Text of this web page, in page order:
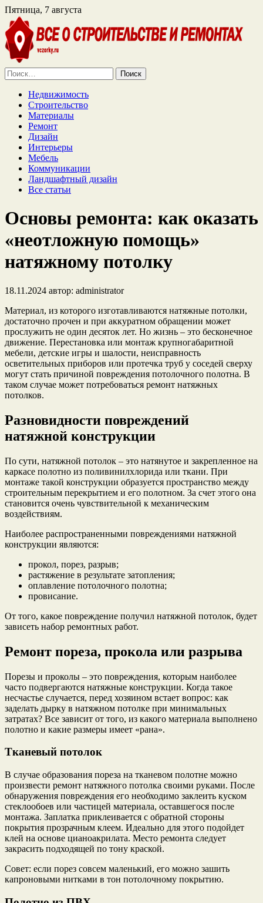
Пятница, 7 августа
Найти:
Недвижимость
Строительство
Материалы
Ремонт
Дизайн
Интерьеры
Мебель
Коммуникации
Ландшафтный дизайн
Все статьи
Основы ремонта: как оказать
«неотложную помощь»
натяжному потолку
18.11.2024 автор: administrator
Материал, из которого изготавливаются натяжные потолки,
достаточно прочен и при аккуратном обращении может
прослужить не один десяток лет. Но жизнь – это бесконечное
движение. Перестановка или монтаж крупногабаритной
мебели, детские игры и шалости, неисправность
осветительных приборов или протечка труб у соседей сверху
могут стать причиной повреждения потолочного полотна. В
таком случае может потребоваться ремонт натяжных
потолков.
Разновидности повреждений
натяжной конструкции
По сути, натяжной потолок – это натянутое и закрепленное на
каркасе полотно из поливинилхлорида или ткани. При
монтаже такой конструкции образуется пространство между
строительным перекрытием и его полотном. За счет этого она
становится очень чувствительной к механическим
воздействиям.
Наиболее распространенными повреждениями натяжной
конструкции являются:
прокол, порез, разрыв;
растяжение в результате затопления;
оплавление потолочного полотна;
провисание.
От того, какое повреждение получил натяжной потолок, будет
зависеть набор ремонтных работ.
Ремонт пореза, прокола или разрыва
Порезы и проколы – это повреждения, которым наиболее
часто подвергаются натяжные конструкции. Когда такое
несчастье случается, перед хозяином встает вопрос: как
заделать дырку в натяжном потолке при минимальных
затратах? Все зависит от того, из какого материала выполнено
полотно и какие размеры имеет «рана».
Тканевый потолок
В случае образования пореза на тканевом полотне можно
произвести ремонт натяжного потолка своими руками. После
обнаружения повреждения его необходимо заклеить куском
стеклообоев или частицей материала, оставшегося после
монтажа. Заплатка приклеивается с обратной стороны
покрытия прозрачным клеем. Идеально для этого подойдет
клей на основе цианоакрилата. Место ремонта следует
закрасить подходящей по тону краской.
Совет: если порез совсем маленький, его можно зашить
капроновыми нитками в тон потолочному покрытию.